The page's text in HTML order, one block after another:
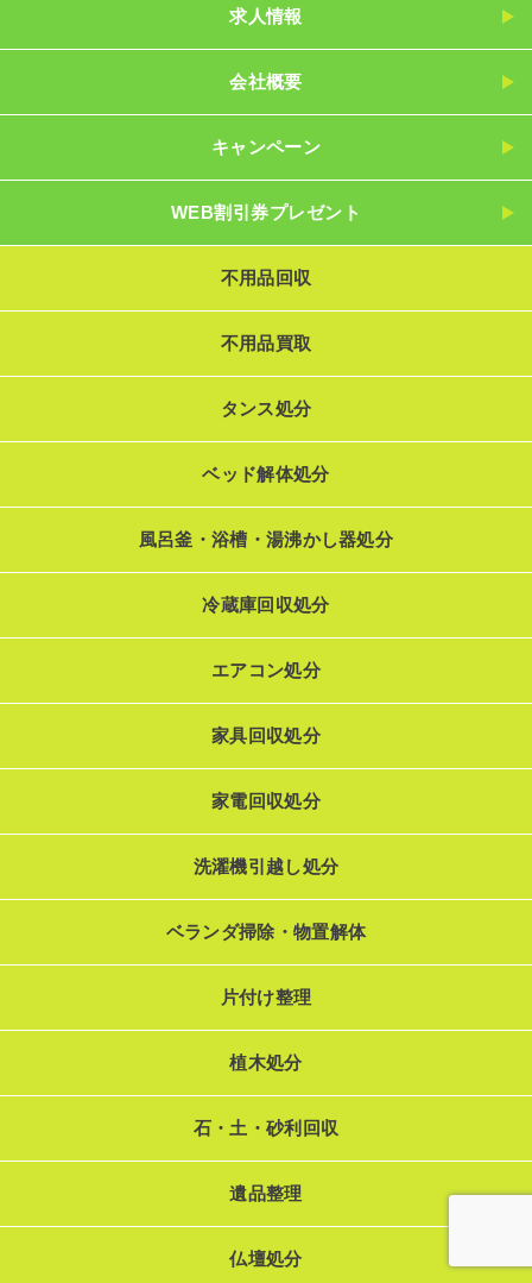
求人情報
会社概要
キャンペーン
WEB割引券プレゼント
不用品回収
不用品買取
タンス処分
ベッド解体処分
風呂釜・浴槽・湯沸かし器処分
冷蔵庫回収処分
エアコン処分
家具回収処分
家電回収処分
洗濯機引越し処分
ベランダ掃除・物置解体
片付け整理
植木処分
石・土・砂利回収
遺品整理
仏壇処分